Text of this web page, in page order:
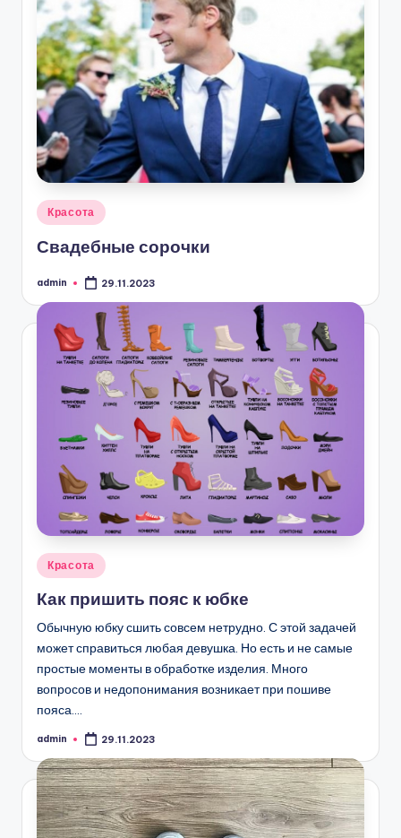
Опубликовано
Красота
Свадебные сорочки
Запись
admin 29.11.2023
Опубликовано
Красота
Как пришить пояс к юбке
Обычную юбку сшить совсем нетрудно. С этой задачей
может справиться любая девушка. Но есть и не самые
простые моменты в обработке изделия. Много
вопросов и недопонимания возникает при пошиве
пояса.…
Запись
admin 29.11.2023